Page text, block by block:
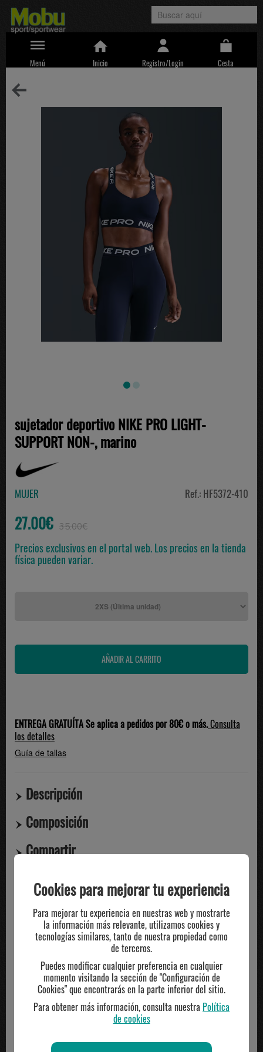
Menú Inicio Registro/Login Cesta
sujetador deportivo NIKE PRO LIGHT-
SUPPORT NON-, marino
MUJER Ref.: HF5372-410
27.00€ 35.00€
Precios exclusivos en el portal web. Los precios en la tienda
física pueden variar.
ENTREGA GRATUÍTA Se aplica a pedidos por 80€ o más.Consulta
los detalles
Guía de tallas
Descripción
Composición
Compartir
TE PUEDE INTERESAR
Cookies para mejorar tu experiencia
Para mejorar tu experiencia en nuestras web y mostrarte
la información más relevante, utilizamos cookies y
tecnologías similares, tanto de nuestra propiedad como
de terceros.
Puedes modificar cualquier preferencia en cualquier
momento visitando la sección de "Configuración de
Cookies" que encontrarás en la parte inferior del sitio.
Para obtener más información, consulta nuestra Política
de cookies